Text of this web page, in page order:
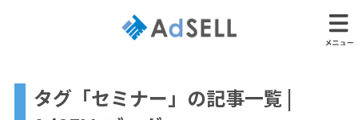
タグ「セミナー」の記事一覧 |